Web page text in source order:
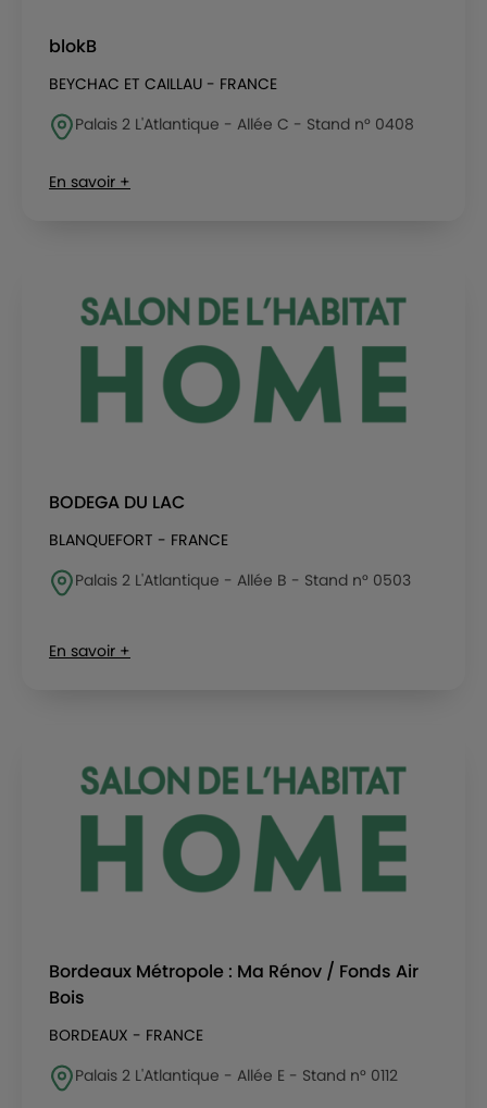
blokB
BEYCHAC ET CAILLAU - FRANCE
Palais 2 L'Atlantique - Allée C - Stand n° 0408
En savoir +
BODEGA DU LAC
BLANQUEFORT - FRANCE
Palais 2 L'Atlantique - Allée B - Stand n° 0503
En savoir +
Bordeaux Métropole : Ma Rénov / Fonds Air
Bois
BORDEAUX - FRANCE
Palais 2 L'Atlantique - Allée E - Stand n° 0112